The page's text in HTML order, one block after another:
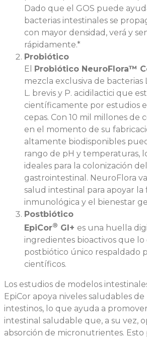
Dado que el GOS puede
bacterias intestinales se
con mayor densidad, verá y
rápidamente.*
Probiótico
El Probiótico NeuroFlora™
mezcla exclusiva de bacterias
L. brevis y P. acidilactici que
científicamente por estudios
cepas. Con 10 mil millones de
en el momento de su
altamente biodisponibles
rango de pH y temperaturas,
ideales para la colonización
gastrointestinal. NeuroFlora
salud intestinal para apoyar la
inmunológica y el bienestar
Postbiótico
EpiCor® GI+ es una huella
ingredientes bioactivos que
postbiótico único respaldado
científicos.
Los estudios de modelos
EpiCor apoya niveles saludables
intestinos, lo que ayuda a
intestinal saludable que, a su vez,
absorción de micronutrientes.